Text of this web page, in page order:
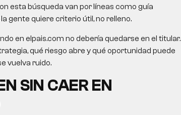
esta búsqueda van por líneas como guía
gente quiere criterio útil, no relleno.
en elpais.com no debería quedarse en el titular.
qué riesgo abre y qué oportunidad puede
vuelva ruido.
SIN CAER EN